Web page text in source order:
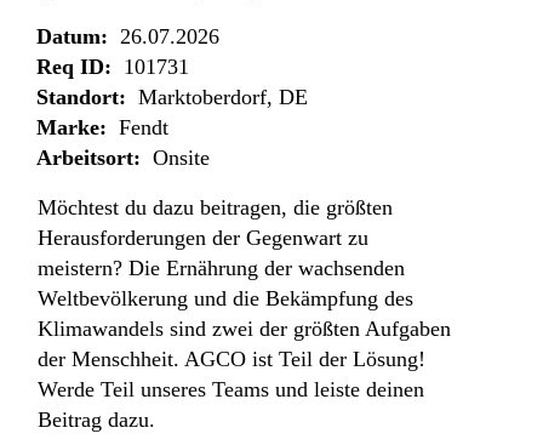
Datum: 26.07.2026
Req ID: 101731
Standort: Marktoberdorf, DE
Marke: Fendt
Arbeitsort: Onsite
Möchtest du dazu beitragen, die größten
Herausforderungen der Gegenwart zu
meistern? Die Ernährung der wachsenden
Weltbevölkerung und die Bekämpfung des
Klimawandels sind zwei der größten Aufgaben
der Menschheit. AGCO ist Teil der Lösung!
Werde Teil unseres Teams und leiste deinen
Beitrag dazu.